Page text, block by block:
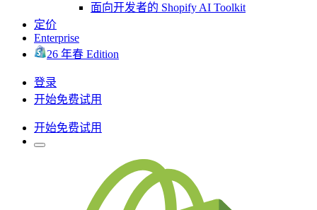
面向开发者的 Shopify AI Toolkit
定价
Enterprise
26 年春 Edition
登录
开始免费试用
开始免费试用